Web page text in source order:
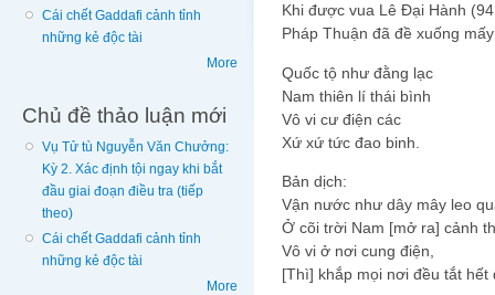
Cái chết Gaddafi cảnh tỉnh
những kẻ độc tài
More
Chủ đề thảo luận mới
Vụ Tử tù Nguyễn Văn Chưởng:
Kỳ 2. Xác định tội ngay khi bắt
đầu giai đoạn điều tra (tiếp
theo)
Cái chết Gaddafi cảnh tỉnh
những kẻ độc tài
More
Khi được vua Lê Đại Hành
Pháp Thuận đã đề xuống
Quốc tộ như đằng lạc
Nam thiên lí thái bình
Vô vi cư điện các
Xứ xứ tức đao binh.
Bản dịch:
Vận nước như dây mây leo
Ở cõi trời Nam [mở ra] cảnh
Vô vi ở nơi cung điện,
[Thì] khắp mọi nơi đều tắt hết